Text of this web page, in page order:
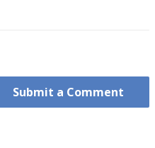
Submit a Comment